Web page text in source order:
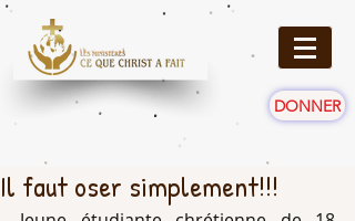
DONNER
Il faut oser simplement!!!